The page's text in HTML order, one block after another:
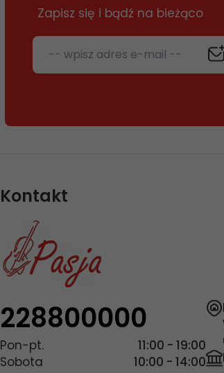
Zapisz się i bądź na bieżąco
-- wpisz adres e-mail --
Kontakt
228800000
Pon-pt.
11:00 - 19:00
Sobota
10:00 - 14:00